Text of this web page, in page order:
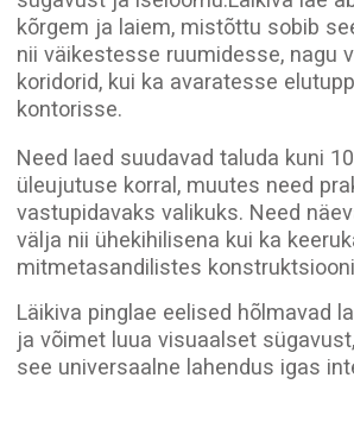
viia nii kiiresti kui võimalik!
+372
Kasutame sertifitseeritud materjale,
mis sobivad eluruumidele